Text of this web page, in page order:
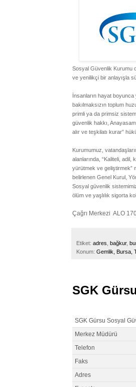
Sosyal Güvenlik Kurumu
ve yenilikçi bir anlayışla
İnsanların hayat
bakılmaksızın toplum
primli ya da primsiz
güvenlik hakkı,
alır ve teşkilatı kurar”
Kurumumuz,
alanlarında, “Kaliteli,
yürütmek ve geliştirmek”
belirlenen Genel Kurul,
Sosyal güvenlik
ölüm ve yaşlılık sigorta
Çağrı Merkezi ALO
Etiket: adres bağkur,
Konum: Gemlik, Bursa,
SGK
SGK Gürsu Sosyal
Merkez Müdürü
Telefon
Faks
Adres